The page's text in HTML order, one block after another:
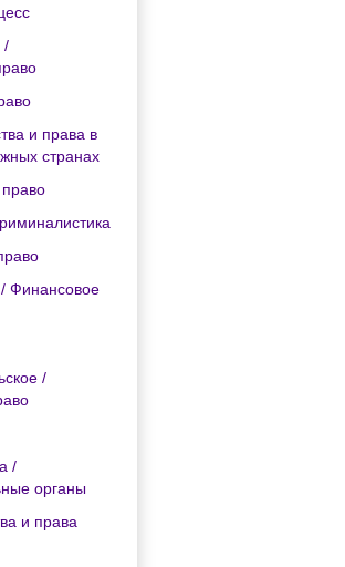
/
и права в
странах
Финансовое
/
/
органы
и права